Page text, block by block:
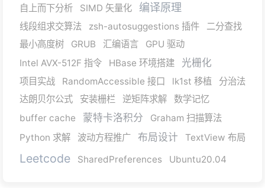
自上而下分析 SIMD 矢量化 编译原理
线段组求交算法 zsh-autosuggestions 插件
二分查找
最小高度树
GRUB 汇编语言
GPU 驱动
Intel AVX-512F 指令
HBase 环境搭建 光栅化
项目实战 RandomAccessible 接口 lk1st 移植
分治法
达朗贝尔公式
安装栅栏 逆矩阵求解
数学记忆
buffer cache
蒙特卡洛积分
Graham 扫描算法
Python 求解
波动方程推广 布局设计 TextView 布局
Leetcode SharedPreferences Ubuntu20.04